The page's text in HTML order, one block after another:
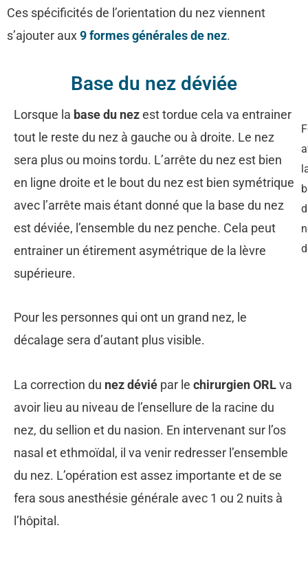
Ces spécificités de l’orientation du nez viennent
s’ajouter aux9 formes générales de nez.
Base du nez déviée
Lorsque la base du nezest tordue cela va entrainer
tout le reste du nez à gauche ou à droite. Le nez
sera plus ou moins tordu. L’arrête du nez est bien
en ligne droite et le bout du nez est bien symétrique
avec l’arrête mais étant donné que la base du nez
est déviée, l’ensemble du nez penche. Cela peut
entrainer un étirement asymétrique de la lèvre
supérieure.
Pour les personnes qui ont un grand nez, le
décalage sera d’autant plus visible.
La correction du nez dévié par le chirurgien ORLva
avoir lieu au niveau de l’ensellure de la racine du
nez, du sellion et du nasion. En intervenant sur l’os
nasal et ethmoïdal, il va venir redresser l’ensemble
du nez. L’opération est assez importante et de se
fera sous anesthésie générale avec 1 ou 2 nuits à
l’hôpital.